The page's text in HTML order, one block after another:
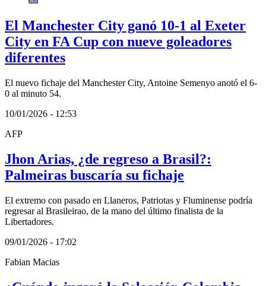
El Manchester City ganó 10-1 al Exeter
City en FA Cup con nueve goleadores
diferentes
El nuevo fichaje del Manchester City, Antoine Semenyo anotó el 6-
0 al minuto 54.
10/01/2026 - 12:53
AFP
Jhon Arias, ¿de regreso a Brasil?:
Palmeiras buscaría su fichaje
El extremo con pasado en Llaneros, Patriotas y Fluminense podría
regresar al Brasileirao, de la mano del último finalista de la
Libertadores.
09/01/2026 - 17:02
Fabian Macias